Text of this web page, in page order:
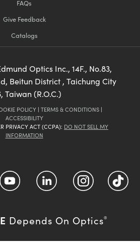
FAQs
Give Feedback
Catalogs
Optics Inc., 14F., No.83,
Beitun District , Taichung City
Taiwan (R.O.C.)
POLICY | TERMS & CONDITIONS |
ACCESSIBILITY
PRIVACY ACT (CCPA): DO NOT SELL MY
INFORMATION
Depends On Optics®